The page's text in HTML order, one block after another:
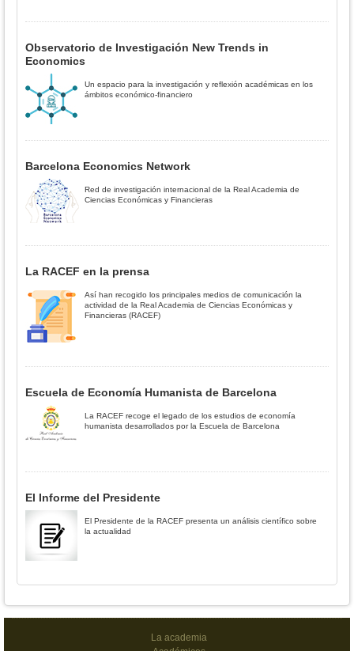
Observatorio de Investigación New Trends in
Economics
Un espacio para la investigación y reflexión académicas en los
ámbitos económico-financiero
Barcelona Economics Network
Red de investigación internacional de la Real Academia de
Ciencias Económicas y Financieras
La RACEF en la prensa
Así han recogido los principales medios de comunicación la
actividad de la Real Academia de Ciencias Económicas y
Financieras (RACEF)
Escuela de Economía Humanista de Barcelona
La RACEF recoge el legado de los estudios de economía
humanista desarrollados por la Escuela de Barcelona
El Informe del Presidente
El Presidente de la RACEF presenta un análisis científico sobre
la actualidad
La academia